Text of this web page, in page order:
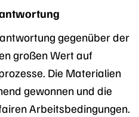
gegenüber der
großen Wert auf
Die Materialien
gewonnen und die
Arbeitsbedingungen.